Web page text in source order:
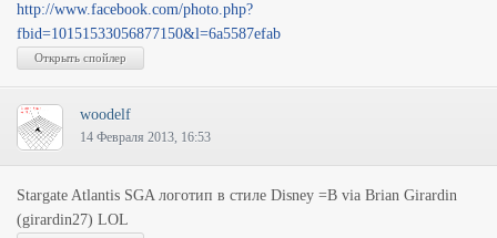
http://www.facebook.com/photo.php?
fbid=10151533056877150&l=6a5587efab
woodelf
14 Февраля 2013, 16:53
Stargate Atlantis SGA логотип в стиле Disney =B via Brian Girardin
(girardin27) LOL